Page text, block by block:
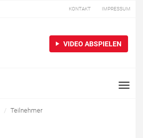
KONTAKT IMPRESSUM
VIDEO ABSPIELEN
Toggle
Teilnehmer